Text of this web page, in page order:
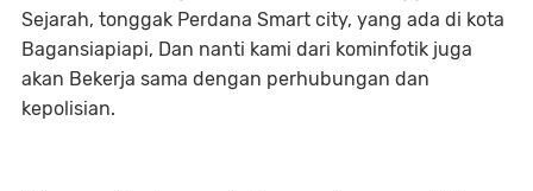
Sejarah, tonggak Perdana Smart city, yang ada di kota
Bagansiapiapi, Dan nanti kami dari kominfotik juga
akan Bekerja sama dengan perhubungan dan
kepolisian.